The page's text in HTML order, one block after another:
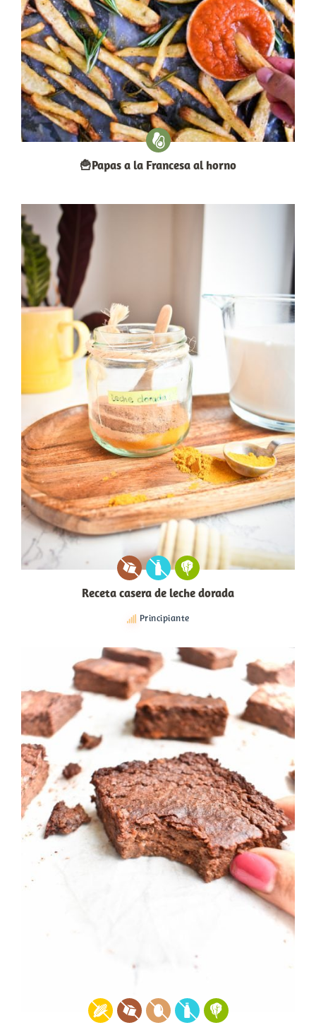
🍟Papas a la Francesa al horno
Receta casera de leche dorada
Principiante